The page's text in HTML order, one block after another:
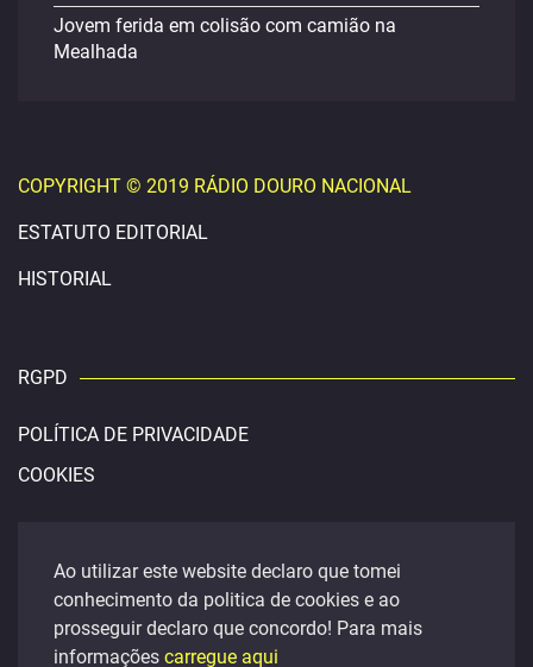
Ao utilizar este website declaro que tomei
conhecimento da politica de cookies e ao
prosseguir declaro que concordo! Para mais
informações carregue aqui
Jovem ferida em colisão com camião na
Mealhada
COPYRIGHT © 2019 RÁDIO DOURO NACIONAL
ESTATUTO EDITORIAL
HISTORIAL
RGPD
POLÍTICA DE PRIVACIDADE
COOKIES
douronacional@gmail.com
FACEBOOK